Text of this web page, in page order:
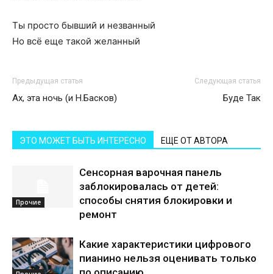
Ты просто бывший и незванный
Но всё еще такой желанный
Предыдущая статья
Ах, эта ночь (и Н.Басков)
Следующая статья
Буде Так
ЭТО МОЖЕТ БЫТЬ ИНТЕРЕСНО ЕЩЕ ОТ АВТОРА
Прочие
Сенсорная варочная панель
заблокировалась от детей:
способы снятия блокировки и
ремонт
Какие характеристики цифрового
пианино нельзя оценивать только